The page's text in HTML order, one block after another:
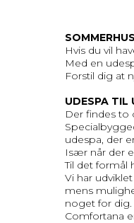
Hvis du vil
Med en
Forstil dig at
UDESPA TIL
Der findes to
udespa, der
Især når der
Til det formål
Vi har
mens
noget for
Comfortana